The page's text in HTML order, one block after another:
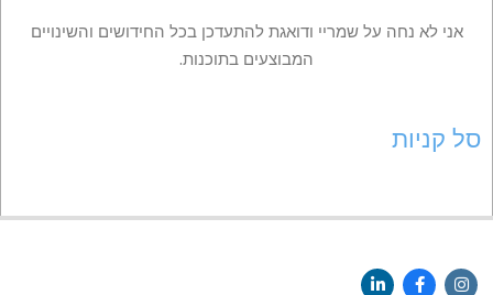
אני לא נחה על שמריי ודואגת להתעדכן בכל החידושים והשינויים
המבוצעים בתוכנות.
סל קניות